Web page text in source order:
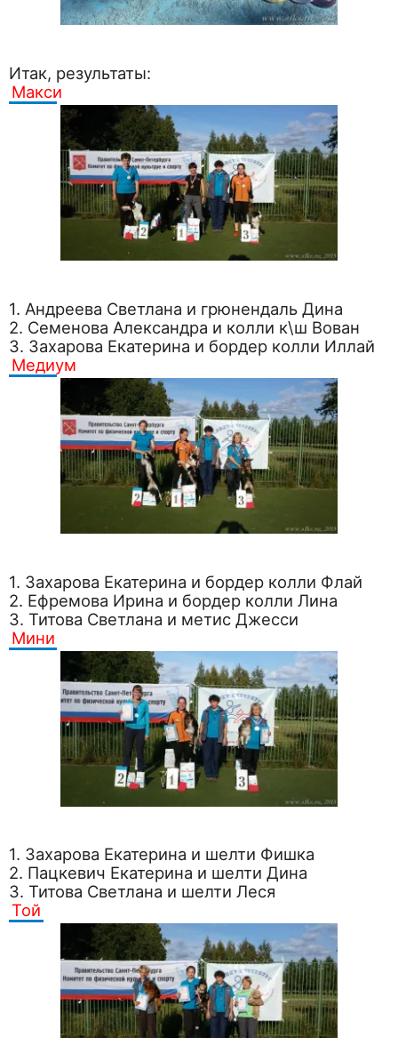
Итак, результаты:
Макси
1. Андреева Светлана и грюнендаль Дина
2. Семенова Александра и колли к\ш Вован
3. Захарова Екатерина и бордер колли Иллай
Медиум
1. Захарова Екатерина и бордер колли Флай
2. Ефремова Ирина и бордер колли Лина
3. Титова Светлана и метис Джесси
Мини
1. Захарова Екатерина и шелти Фишка
2. Пацкевич Екатерина и шелти Дина
3. Титова Светлана и шелти Леся
Той